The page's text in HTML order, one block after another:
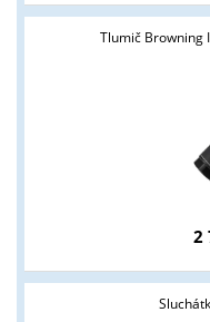
Tlumič Browning
2